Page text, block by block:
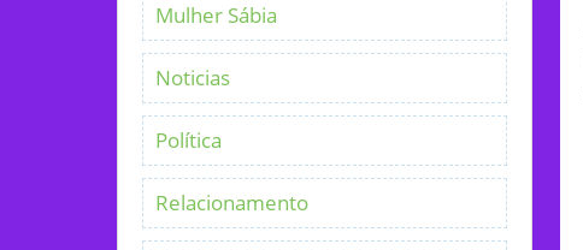
Mulher Sábia
Noticias
Política
Relacionamento